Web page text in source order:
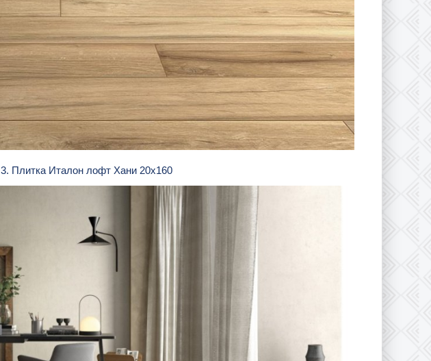
3. Плитка Италон лофт Хани 20х160